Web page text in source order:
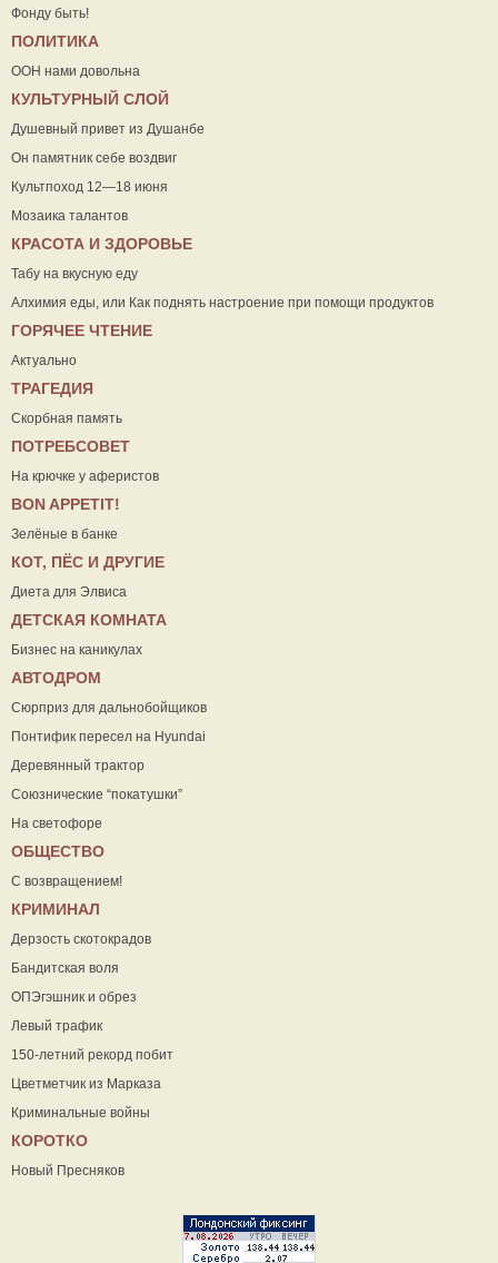
Фонду быть!
ПОЛИТИКА
ООН нами довольна
КУЛЬТУРНЫЙ СЛОЙ
Душевный привет из Душанбе
Он памятник себе воздвиг
Культпоход 12—18 июня
Мозаика талантов
КРАСОТА И ЗДОРОВЬЕ
Табу на вкусную еду
Алхимия еды, или Как поднять настроение при помощи продуктов
ГОРЯЧЕЕ ЧТЕНИЕ
Актуально
ТРАГЕДИЯ
Скорбная память
ПОТРЕБСОВЕТ
На крючке у аферистов
ВON APPETIT!
Зелёные в банке
КОТ, ПЁС И ДРУГИЕ
Диета для Элвиса
ДЕТСКАЯ КОМНАТА
Бизнес на каникулах
АВТОДРОМ
Сюрприз для дальнобойщиков
Понтифик пересел на Hyundai
Деревянный трактор
Союзнические “покатушки”
На светофоре
ОБЩЕСТВО
С возвращением!
КРИМИНАЛ
Дерзость скотокрадов
Бандитская воля
ОПЭгэшник и обрез
Левый трафик
150-летний рекорд побит
Цветметчик из Марказа
Криминальные войны
КОРОТКО
Новый Пресняков